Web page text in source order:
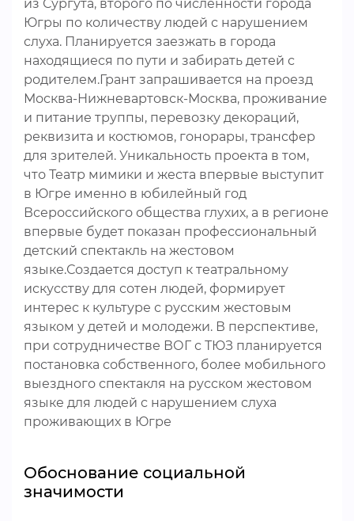
из Сургута, второго по численности города
Югры по количеству людей с нарушением
слуха. Планируется заезжать в города
находящиеся по пути и забирать детей с
родителем.Грант запрашивается на проезд
Москва-Нижневартовск-Москва, проживание
и питание труппы, перевозку декораций,
реквизита и костюмов, гонорары, трансфер
для зрителей. Уникальность проекта в том,
что Театр мимики и жеста впервые выступит
в Югре именно в юбилейный год
Всероссийского общества глухих, а в регионе
впервые будет показан профессиональный
детский спектакль на жестовом
языке.Создается доступ к театральному
искусству для сотен людей, формирует
интерес к культуре с русским жестовым
языком у детей и молодежи. В перспективе,
при сотрудничестве ВОГ с ТЮЗ планируется
постановка собственного, более мобильного
выездного спектакля на русском жестовом
языке для людей с нарушением слуха
проживающих в Югре
Обоснование социальной
значимости